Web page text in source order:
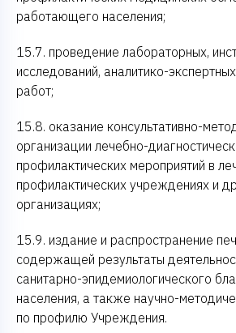
работающего населения;
15.7. проведение лабораторных,
исследований, аналитико-
работ;
15.8. оказание консультативно-
организации лечебно-
профилактических мероприятий в
профилактических учреждениях и
организациях;
15.9. издание и распространение
содержащей результаты
санитарно-эпидемиологического
населения, а также научно-
по профилю Учреждения.